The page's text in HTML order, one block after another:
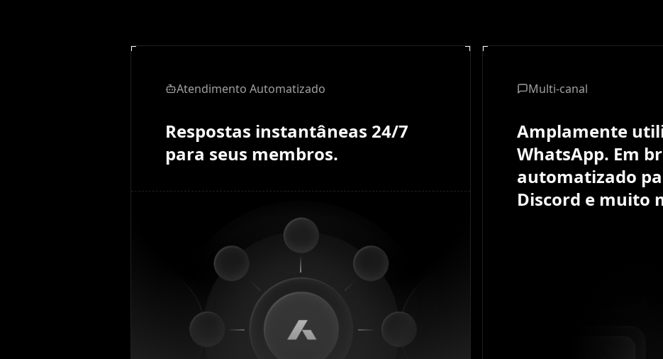
Atendimento Automatizado
Respostas instantâneas 24/7
para seus membros.
Multi-canal
Amplamente
WhatsApp. Em
automatizado
Discord e muito